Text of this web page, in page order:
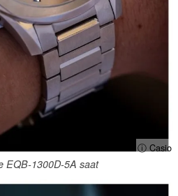
ⓘ Casio
EQB-1300D-5A saat